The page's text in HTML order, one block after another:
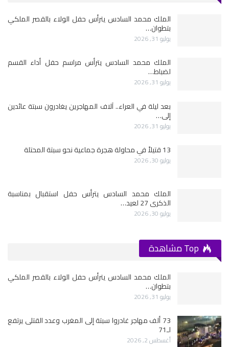
الملك محمد السادس يترأس حفل الولاء بالقصر الملكي
بتطوان…
يوليو 31, 2026
الملك محمد السادس يترأس مراسم حفل أداء القسم
لضباط…
يوليو 31, 2026
بعد ليلة في العراء.. آلاف المهاجرين يغادرون سبتة عائدين
إلى…
يوليو 31, 2026
13 قتيلاً في محاولة هجرة جماعية نحو سبتة المحتلة
يوليو 30, 2026
الملك محمد السادس يترأس حفل استقبال بمناسبة
الذكرى 27 لعيد…
يوليو 30, 2026
الملك محمد السادس يترأس حفل الولاء بالقصر الملكي
بتطوان…
يوليو 31, 2026
73 ألف مهاجر غادروا سبتة إلى المغرب وعدد القتلى يرتفع
لـ71
أغسطس 2, 2026